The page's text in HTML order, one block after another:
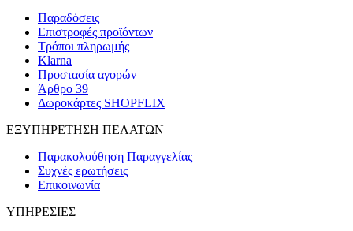
Παραδόσεις
Επιστροφές προϊόντων
Τρόποι πληρωμής
Klarna
Προστασία αγορών
Άρθρο 39
Δωροκάρτες SHOPFLIX
ΕΞΥΠΗΡΕΤΗΣΗ ΠΕΛΑΤΩΝ
Παρακολούθηση Παραγγελίας
Συχνές ερωτήσεις
Επικοινωνία
ΥΠΗΡΕΣΙΕΣ